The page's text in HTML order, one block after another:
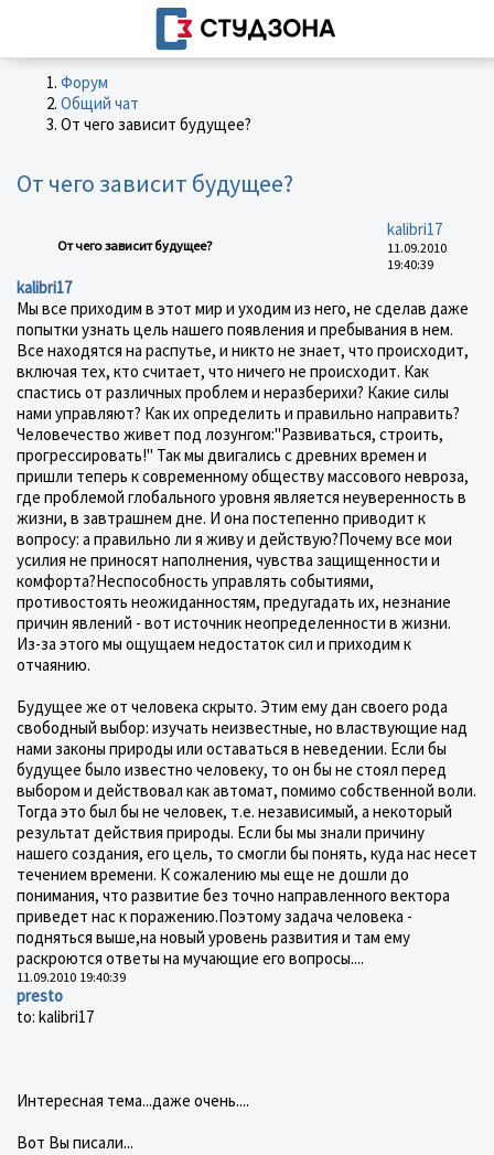
Форум
Общий чат
От чего зависит будущее?
От чего зависит будущее?
От чего зависит будущее?
kalibri17
11.09.2010
19:40:39
kalibri17
Мы все приходим в этот мир и уходим из него, не сделав даже
попытки узнать цель нашего появления и пребывания в нем.
Все находятся на распутье, и никто не знает, что происходит,
включая тех, кто считает, что ничего не происходит. Как
спастись от различных проблем и неразберихи? Какие силы
нами управляют? Как их определить и правильно направить?
Человечество живет под лозунгом:"Развиваться, строить,
прогрессировать!" Так мы двигались с древних времен и
пришли теперь к современному обществу массового невроза,
где проблемой глобального уровня является неуверенность в
жизни, в завтрашнем дне. И она постепенно приводит к
вопросу: а правильно ли я живу и действую?Почему все мои
усилия не приносят наполнения, чувства защищенности и
комфорта?Неспособность управлять событиями,
противостоять неожиданностям, предугадать их, незнание
причин явлений - вот источник неопределенности в жизни.
Из-за этого мы ощущаем недостаток сил и приходим к
отчаянию.
Будущее же от человека скрыто. Этим ему дан своего рода
свободный выбор: изучать неизвестные, но властвующие над
нами законы природы или оставаться в неведении. Если бы
будущее было известно человеку, то он бы не стоял перед
выбором и действовал как автомат, помимо собственной воли.
Тогда это был бы не человек, т.е. независимый, а некоторый
результат действия природы. Если бы мы знали причину
нашего создания, его цель, то смогли бы понять, куда нас несет
течением времени. К сожалению мы еще не дошли до
понимания, что развитие без точно направленного вектора
приведет нас к поражению.Поэтому задача человека -
подняться выше,на новый уровень развития и там ему
раскроются ответы на мучающие его вопросы....
11.09.2010 19:40:39
presto
to: kalibri17
Интересная тема...даже очень....
Вот Вы писали...